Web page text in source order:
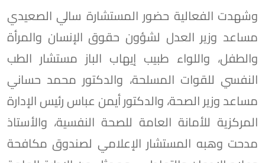
وشهدت الفعالية حضور المستشارة سالي الصعيدي
مساعد وزير العدل لشؤون حقوق الإنسان والمرأة
والطفل، واللواء طبيب إيهاب الباز مستشار الطب
النفسي للقوات المسلحة، والدكتور محمد حساني
مساعد وزير الصحة، والدكتور أيمن عباس رئيس الإدارة
المركزية للأمانة العامة للصحة النفسية، والأستاذ
مدحت وهبه المستشار الإعلامي لصندوق مكافحة